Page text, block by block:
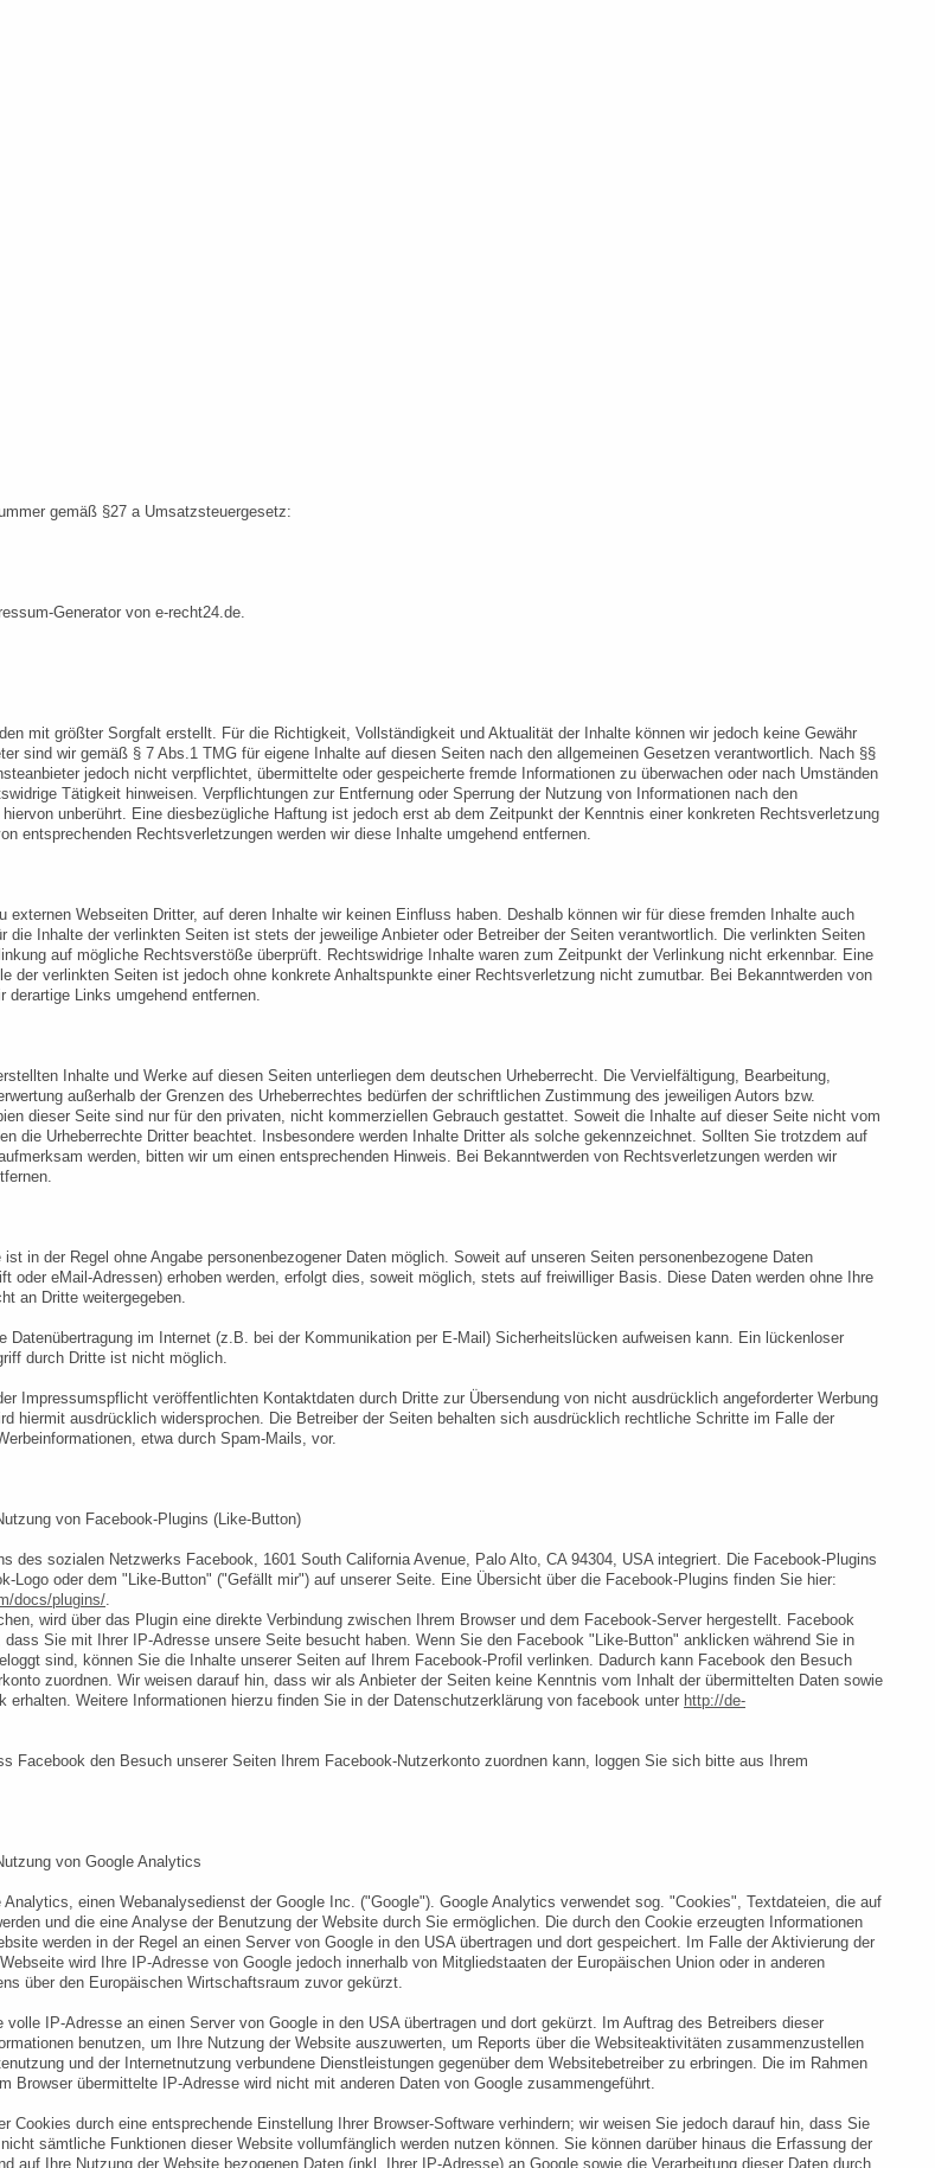
gemäß §27 a Umsatzsteuergesetz:
Generator von e-recht24.de.
mit größter Sorgfalt erstellt. Für die Richtigkeit, Vollständigkeit und Aktualität der Inhalte können wir jedoch keine Gewähr
sind wir gemäß § 7 Abs.1 TMG für eigene Inhalte auf diesen Seiten nach den allgemeinen Gesetzen verantwortlich. Nach §§
jedoch nicht verpflichtet, übermittelte oder gespeicherte fremde Informationen zu überwachen oder nach Umständen
Tätigkeit hinweisen. Verpflichtungen zur Entfernung oder Sperrung der Nutzung von Informationen nach den
unberührt. Eine diesbezügliche Haftung ist jedoch erst ab dem Zeitpunkt der Kenntnis einer konkreten Rechtsverletzung
entsprechenden Rechtsverletzungen werden wir diese Inhalte umgehend entfernen.
externen Webseiten Dritter, auf deren Inhalte wir keinen Einfluss haben. Deshalb können wir für diese fremden Inhalte auch
die Inhalte der verlinkten Seiten ist stets der jeweilige Anbieter oder Betreiber der Seiten verantwortlich. Die verlinkten Seiten
auf mögliche Rechtsverstöße überprüft. Rechtswidrige Inhalte waren zum Zeitpunkt der Verlinkung nicht erkennbar. Eine
der verlinkten Seiten ist jedoch ohne konkrete Anhaltspunkte einer Rechtsverletzung nicht zumutbar. Bei Bekanntwerden von
derartige Links umgehend entfernen.
Inhalte und Werke auf diesen Seiten unterliegen dem deutschen Urheberrecht. Die Vervielfältigung, Bearbeitung,
außerhalb der Grenzen des Urheberrechtes bedürfen der schriftlichen Zustimmung des jeweiligen Autors bzw.
dieser Seite sind nur für den privaten, nicht kommerziellen Gebrauch gestattet. Soweit die Inhalte auf dieser Seite nicht vom
die Urheberrechte Dritter beachtet. Insbesondere werden Inhalte Dritter als solche gekennzeichnet. Sollten Sie trotzdem auf
werden, bitten wir um einen entsprechenden Hinweis. Bei Bekanntwerden von Rechtsverletzungen werden wir
in der Regel ohne Angabe personenbezogener Daten möglich. Soweit auf unseren Seiten personenbezogene Daten
oder eMail-Adressen) erhoben werden, erfolgt dies, soweit möglich, stets auf freiwilliger Basis. Diese Daten werden ohne Ihre
an Dritte weitergegeben.
Datenübertragung im Internet (z.B. bei der Kommunikation per E-Mail) Sicherheitslücken aufweisen kann. Ein lückenloser
durch Dritte ist nicht möglich.
Impressumspflicht veröffentlichten Kontaktdaten durch Dritte zur Übersendung von nicht ausdrücklich angeforderter Werbung
hiermit ausdrücklich widersprochen. Die Betreiber der Seiten behalten sich ausdrücklich rechtliche Schritte im Falle der
etwa durch Spam-Mails, vor.
von Facebook-Plugins (Like-Button)
des sozialen Netzwerks Facebook, 1601 South California Avenue, Palo Alto, CA 94304, USA integriert. Die Facebook-Plugins
Logo oder dem "Like-Button" ("Gefällt mir") auf unserer Seite. Eine Übersicht über die Facebook-Plugins finden Sie hier:
docs/plugins/.
wird über das Plugin eine direkte Verbindung zwischen Ihrem Browser und dem Facebook-Server hergestellt. Facebook
Sie mit Ihrer IP-Adresse unsere Seite besucht haben. Wenn Sie den Facebook "Like-Button" anklicken während Sie in
sind, können Sie die Inhalte unserer Seiten auf Ihrem Facebook-Profil verlinken. Dadurch kann Facebook den Besuch
zuordnen. Wir weisen darauf hin, dass wir als Anbieter der Seiten keine Kenntnis vom Inhalt der übermittelten Daten sowie
erhalten. Weitere Informationen hierzu finden Sie in der Datenschutzerklärung von facebook unter http://de-
Facebook den Besuch unserer Seiten Ihrem Facebook-Nutzerkonto zuordnen kann, loggen Sie sich bitte aus Ihrem
von Google Analytics
Analytics, einen Webanalysedienst der Google Inc. ("Google"). Google Analytics verwendet sog. "Cookies", Textdateien, die auf
und die eine Analyse der Benutzung der Website durch Sie ermöglichen. Die durch den Cookie erzeugten Informationen
werden in der Regel an einen Server von Google in den USA übertragen und dort gespeichert. Im Falle der Aktivierung der
wird Ihre IP-Adresse von Google jedoch innerhalb von Mitgliedstaaten der Europäischen Union oder in anderen
über den Europäischen Wirtschaftsraum zuvor gekürzt.
volle IP-Adresse an einen Server von Google in den USA übertragen und dort gekürzt. Im Auftrag des Betreibers dieser
benutzen, um Ihre Nutzung der Website auszuwerten, um Reports über die Websiteaktivitäten zusammenzustellen
und der Internetnutzung verbundene Dienstleistungen gegenüber dem Websitebetreiber zu erbringen. Die im Rahmen
Browser übermittelte IP-Adresse wird nicht mit anderen Daten von Google zusammengeführt.
Cookies durch eine entsprechende Einstellung Ihrer Browser-Software verhindern; wir weisen Sie jedoch darauf hin, dass Sie
sämtliche Funktionen dieser Website vollumfänglich werden nutzen können. Sie können darüber hinaus die Erfassung der
auf Ihre Nutzung der Website bezogenen Daten (inkl. Ihrer IP-Adresse) an Google sowie die Verarbeitung dieser Daten durch